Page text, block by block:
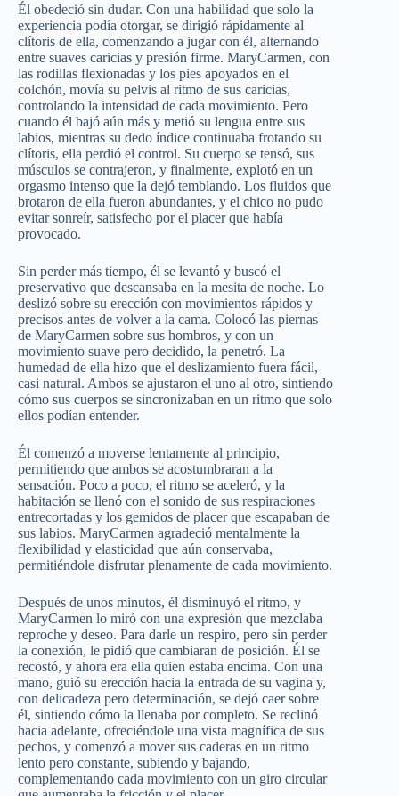
Él obedeció sin dudar. Con una habilidad que solo la
experiencia podía otorgar, se dirigió rápidamente al
clítoris de ella, comenzando a jugar con él, alternando
entre suaves caricias y presión firme. MaryCarmen, con
las rodillas flexionadas y los pies apoyados en el
colchón, movía su pelvis al ritmo de sus caricias,
controlando la intensidad de cada movimiento. Pero
cuando él bajó aún más y metió su lengua entre sus
labios, mientras su dedo índice continuaba frotando su
clítoris, ella perdió el control. Su cuerpo se tensó, sus
músculos se contrajeron, y finalmente, explotó en un
orgasmo intenso que la dejó temblando. Los fluidos que
brotaron de ella fueron abundantes, y el chico no pudo
evitar sonreír, satisfecho por el placer que había
provocado.
Sin perder más tiempo, él se levantó y buscó el
preservativo que descansaba en la mesita de noche. Lo
deslizó sobre su erección con movimientos rápidos y
precisos antes de volver a la cama. Colocó las piernas
de MaryCarmen sobre sus hombros, y con un
movimiento suave pero decidido, la penetró. La
humedad de ella hizo que el deslizamiento fuera fácil,
casi natural. Ambos se ajustaron el uno al otro, sintiendo
cómo sus cuerpos se sincronizaban en un ritmo que solo
ellos podían entender.
Él comenzó a moverse lentamente al principio,
permitiendo que ambos se acostumbraran a la
sensación. Poco a poco, el ritmo se aceleró, y la
habitación se llenó con el sonido de sus respiraciones
entrecortadas y los gemidos de placer que escapaban de
sus labios. MaryCarmen agradeció mentalmente la
flexibilidad y elasticidad que aún conservaba,
permitiéndole disfrutar plenamente de cada movimiento.
Después de unos minutos, él disminuyó el ritmo, y
MaryCarmen lo miró con una expresión que mezclaba
reproche y deseo. Para darle un respiro, pero sin perder
la conexión, le pidió que cambiaran de posición. Él se
recostó, y ahora era ella quien estaba encima. Con una
mano, guió su erección hacia la entrada de su vagina y,
con delicadeza pero determinación, se dejó caer sobre
él, sintiendo cómo la llenaba por completo. Se reclinó
hacia adelante, ofreciéndole una vista magnífica de sus
pechos, y comenzó a mover sus caderas en un ritmo
lento pero constante, subiendo y bajando,
complementando cada movimiento con un giro circular